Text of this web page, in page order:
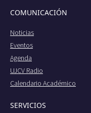
COMUNICACIÓN
Noticias
Eventos
Agenda
UJCV Radio
Calendario Académico
SERVICIOS